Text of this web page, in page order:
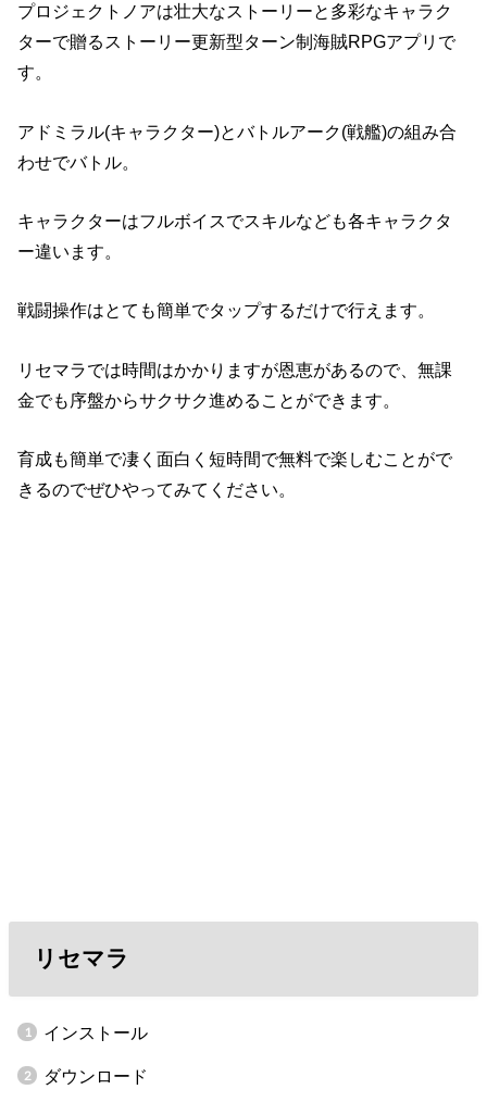
プロジェクトノアは壮大なストーリーと多彩なキャラク
ターで贈るストーリー更新型ターン制海賊RPGアプリで
す。
アドミラル(キャラクター)とバトルアーク(戦艦)の組み合
わせでバトル。
キャラクターはフルボイスでスキルなども各キャラクタ
ー違います。
戦闘操作はとても簡単でタップするだけで行えます。
リセマラでは時間はかかりますが恩恵があるので、無課
金でも序盤からサクサク進めることができます。
育成も簡単で凄く面白く短時間で無料で楽しむことがで
きるのでぜひやってみてください。
リセマラ
インストール
ダウンロード